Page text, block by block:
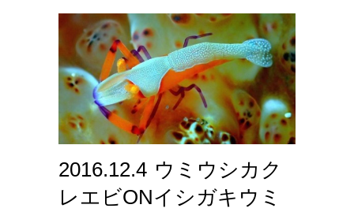
2016.12.4 ウミウシカク
レエビONイシガキウミ